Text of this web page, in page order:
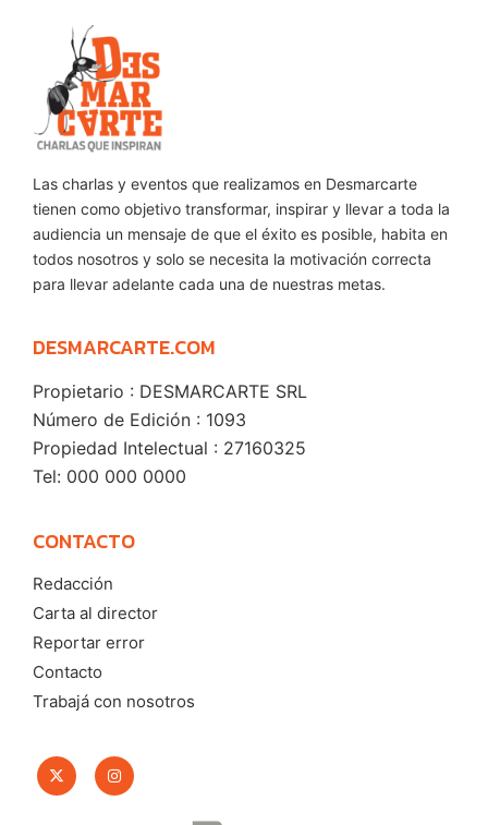
Las charlas y eventos que realizamos en Desmarcarte
tienen como objetivo transformar, inspirar y llevar a toda la
audiencia un mensaje de que el éxito es posible, habita en
todos nosotros y solo se necesita la motivación correcta
para llevar adelante cada una de nuestras metas.
DESMARCARTE.COM
Propietario : DESMARCARTE SRL
Número de Edición : 1093
Propiedad Intelectual : 27160325
Tel: 000 000 0000
CONTACTO
Redacción
Carta al director
Reportar error
Contacto
Trabajá con nosotros